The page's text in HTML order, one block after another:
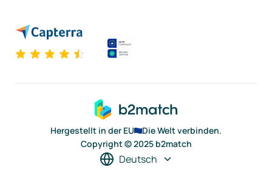
Hergestellt in der EU
Die Welt verbinden.
Copyright © 2025 b2match
Deutsch